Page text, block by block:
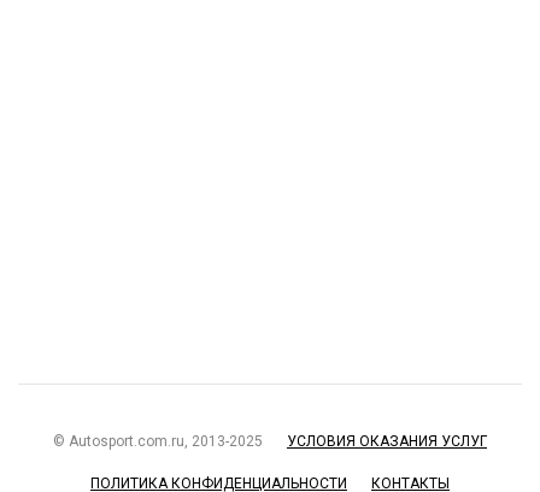
© Autosport.com.ru, 2013-2025 УСЛОВИЯ ОКАЗАНИЯ УСЛУГ
ПОЛИТИКА КОНФИДЕНЦИАЛЬНОСТИ КОНТАКТЫ